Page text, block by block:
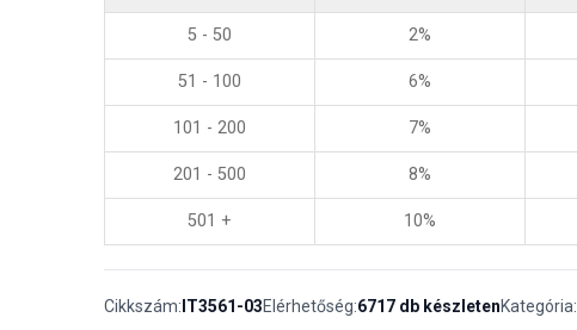
5 - 50 2%
51 - 100 6%
101 - 200 7%
201 - 500 8%
501 + 10%
Cikkszám: IT3561-03Elérhetőség:6717 db készletenKategória: